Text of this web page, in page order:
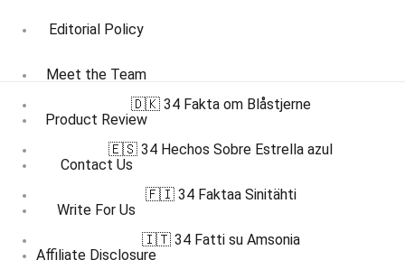
Editorial Policy
Meet the Team
Product Review
Contact Us
Write For Us
Affiliate Disclosure
🇩🇰 34 Fakta om Blåstjerne
🇪🇸 34 Hechos Sobre Estrella azul
🇫🇮 34 Faktaa Sinitähti
🇮🇹 34 Fatti su Amsonia